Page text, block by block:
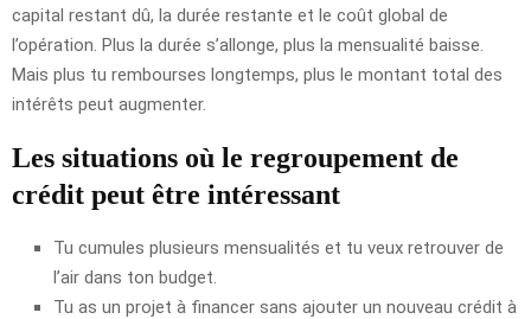
capital restant dû, la durée restante et le coût global de
l’opération. Plus la durée s’allonge, plus la mensualité baisse.
Mais plus tu rembourses longtemps, plus le montant total des
intérêts peut augmenter.
Les situations où le regroupement de
crédit peut être intéressant
Tu cumules plusieurs mensualités et tu veux retrouver de
l’air dans ton budget.
Tu as un projet à financer sans ajouter un nouveau crédit à